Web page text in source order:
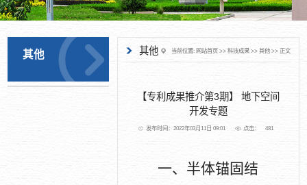
其他 其他 当前位置: 网站首页>> 科技成果>> 其他>> 正文
【专利成果推介第3期】 地下空间
开发专题
发布时间：2022年03月11日 09:01 点击： 481
一、半体锚固结